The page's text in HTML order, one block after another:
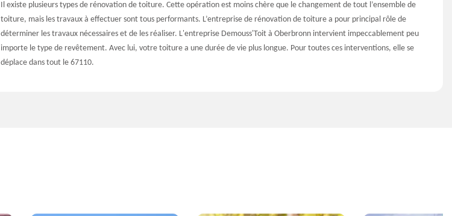
Il existe plusieurs types de rénovation de toiture. Cette opération est moins chère que le changement de tout l’ensemble de
toiture, mais les travaux à effectuer sont tous performants. L’entreprise de rénovation de toiture a pour principal rôle de
déterminer les travaux nécessaires et de les réaliser. L'entreprise Demouss'Toit à Oberbronn intervient impeccablement peu
importe le type de revêtement. Avec lui, votre toiture a une durée de vie plus longue. Pour toutes ces interventions, elle se
déplace dans tout le 67110.